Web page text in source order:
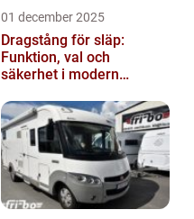
01 december 2025
Dragstång för släp:
Funktion, val och
säkerhet i modern